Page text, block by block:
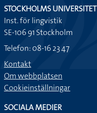
STOCKHOLMS UNIVERSITET
Inst. för lingvistik
SE-106 91 Stockholm
Telefon: 08-16 23 47
Kontakt
Om webbplatsen
Cookieinställningar
SOCIALA MEDIER